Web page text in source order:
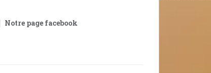
Notre page facebook